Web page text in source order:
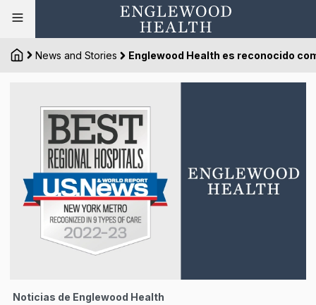
News and Stories Englewood Health es reconocido
Noticias de Englewood Health